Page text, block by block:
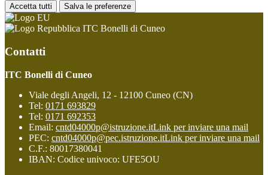
Accetta tutti Salva le preferenze
ITC Bonelli di Cuneo
Contatti
ITC Bonelli di Cuneo
Viale degli Angeli, 12 - 12100 Cuneo (CN)
Tel: 0171 693829
Tel: 0171 692353
Email: cntd04000p@istruzione.itLink per inviare una mail
PEC: cntd04000p@pec.istruzione.itLink per inviare una mail
C.F.: 80017380041
IBAN: Codice univoco: UFE5OU